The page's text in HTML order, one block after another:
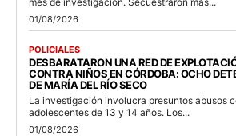
01/08/2026
POLICIALES
DESBARATARON UNA RED DE
CONTRA NIÑOS EN CÓRDOBA: OCHO
DE MARÍA DEL RÍO SECO
La investigación involucra presuntos abusos
adolescentes de 13 y 14 años. Los...
01/08/2026